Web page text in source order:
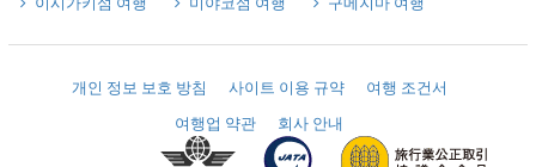
개인 정보 보호 방침 사이트 이용 규약
여행 조건서
여행업 약관
회사 안내